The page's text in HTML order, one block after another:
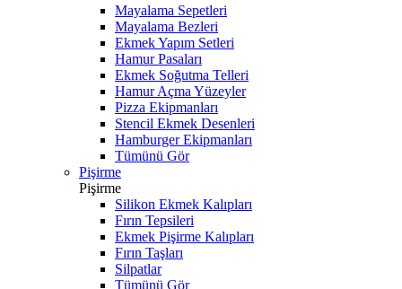
Mayalama Sepetleri
Mayalama Bezleri
Ekmek Yapım Setleri
Hamur Pasaları
Ekmek Soğutma Telleri
Hamur Açma Yüzeyler
Pizza Ekipmanları
Stencil Ekmek Desenleri
Hamburger Ekipmanları
Tümünü Gör
Pişirme
Pişirme
Silikon Ekmek Kalıpları
Fırın Tepsileri
Ekmek Pişirme Kalıpları
Fırın Taşları
Silpatlar
Tümünü Gör